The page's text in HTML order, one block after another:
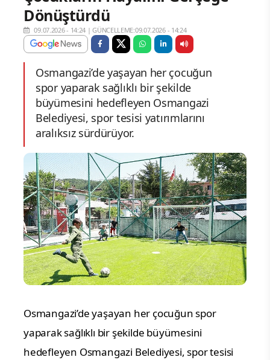
Dönüştürdü
09.07.2026 - 14:24 |GÜNCELLEME:09.07.2026 - 14:24
Osmangazi’de yaşayan her çocuğun
spor yaparak sağlıklı bir şekilde
büyümesini hedefleyen Osmangazi
Belediyesi, spor tesisi yatırımlarını
aralıksız sürdürüyor.
Osmangazi’de yaşayan her çocuğun spor
yaparak sağlıklı bir şekilde büyümesini
hedefleyen Osmangazi Belediyesi, spor tesisi